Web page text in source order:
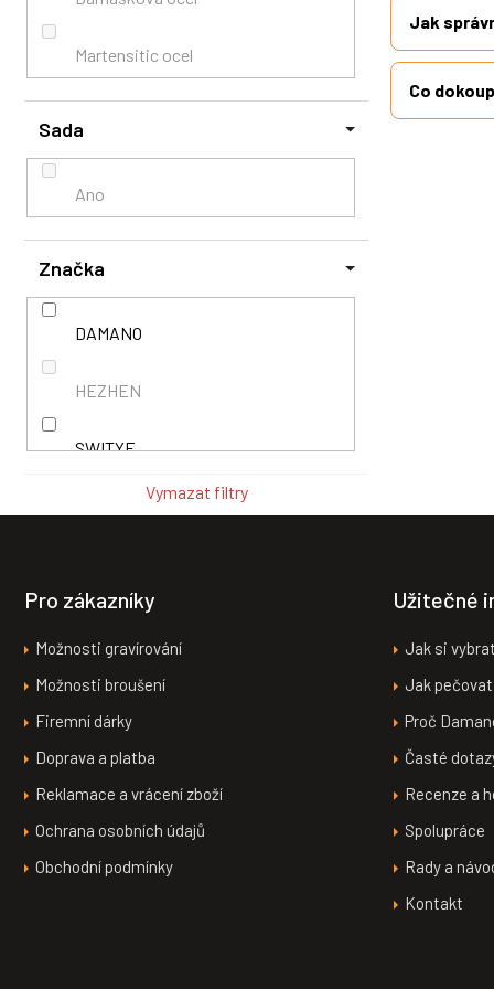
Martensitic ocel
Pakka
Platanové dřevo
Pryskyřice
Santal
Sada
Ano
Značka
DAMANO
HEZHEN
SWITYF
Vymazat filtry
Jak
Co
Pro zákazníky
Možnosti gravírování
Možnosti broušení
Firemní dárky
Doprava a platba
Reklamace a vrácení zboží
Ochrana osobních údajů
Obchodní podmínky
Užitečné
Jak si
Jak pečovat
Proč
Časté
Recenze a
Spolupráce
Rady a
Kontakt